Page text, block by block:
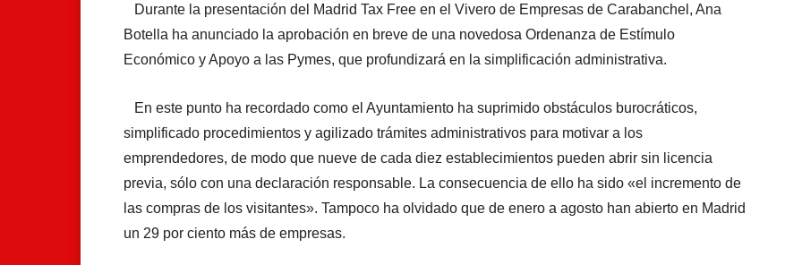
Durante la presentación del Madrid Tax Free en el Vivero de Empresas de Carabanchel, Ana
Botella ha anunciado la aprobación en breve de una novedosa Ordenanza de Estímulo
Económico y Apoyo a las Pymes, que profundizará en la simplificación administrativa.
En este punto ha recordado como el Ayuntamiento ha suprimido obstáculos burocráticos,
simplificado procedimientos y agilizado trámites administrativos para motivar a los
emprendedores, de modo que nueve de cada diez establecimientos pueden abrir sin licencia
previa, sólo con una declaración responsable. La consecuencia de ello ha sido «el incremento de
las compras de los visitantes». Tampoco ha olvidado que de enero a agosto han abierto en Madrid
un 29 por ciento más de empresas.